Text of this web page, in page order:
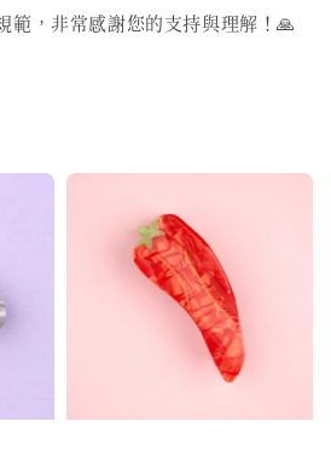
範，非常感謝您的支持與理解！🙏